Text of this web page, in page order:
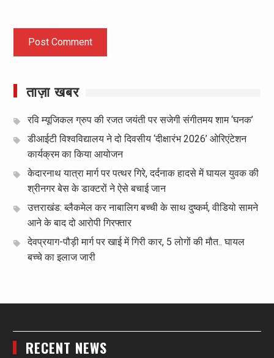
ताज़ा खबर
रवि म्यूजिकल ग्रुप की रजत जयंती पर सजेगी संगीतमय शाम ‘घनक’
डीआईटी विश्वविद्यालय ने दो दिवसीय ‘दीक्षारंभ 2026’ ओरिएंटेशन
कार्यक्रम का किया आयोजन
केदारनाथ यात्रा मार्ग पर पत्थर गिरे, दर्दनाक हादसे में घायल युवक की
श्रीनगर बेस के डाक्टरों ने ऐसे बचाई जान
उत्तराखंड: ब्लैकमेल कर नाबालिग बच्ची के साथ दुष्कर्म, वीडियो सामने
आने के बाद दो आरोपी गिरफ्तार
देवप्रयाग-पौड़ी मार्ग पर खाई में गिरी कार, 5 लोगों की मौत.. घायल
बच्चे का इलाज जारी
RECENT NEWS